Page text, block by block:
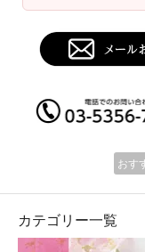
おす
カテゴリー一覧